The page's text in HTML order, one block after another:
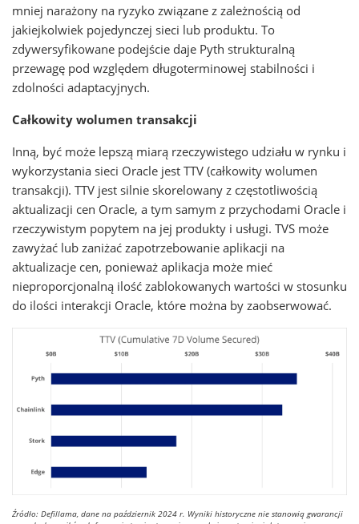
mniej narażony na ryzyko związane z zależnością od
jakiejkolwiek pojedynczej sieci lub produktu. To
zdywersyfikowane podejście daje Pyth strukturalną
przewagę pod względem długoterminowej stabilności i
zdolności adaptacyjnych.
Całkowity wolumen transakcji
Inną, być może lepszą miarą rzeczywistego udziału w rynku i
wykorzystania sieci Oracle jest TTV (całkowity wolumen
transakcji). TTV jest silnie skorelowany z częstotliwością
aktualizacji cen Oracle, a tym samym z przychodami Oracle i
rzeczywistym popytem na jej produkty i usługi. TVS może
zawyżać lub zaniżać zapotrzebowanie aplikacji na
aktualizacje cen, ponieważ aplikacja może mieć
nieproporcjonalną ilość zablokowanych wartości w stosunku
do ilości interakcji Oracle, które można by zaobserwować.
Źródło: Defillama, dane na październik 2024 r. Wyniki historyczne nie stanowią gwarancji